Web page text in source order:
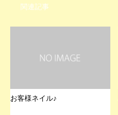
関連記事
お客様ネイル♪